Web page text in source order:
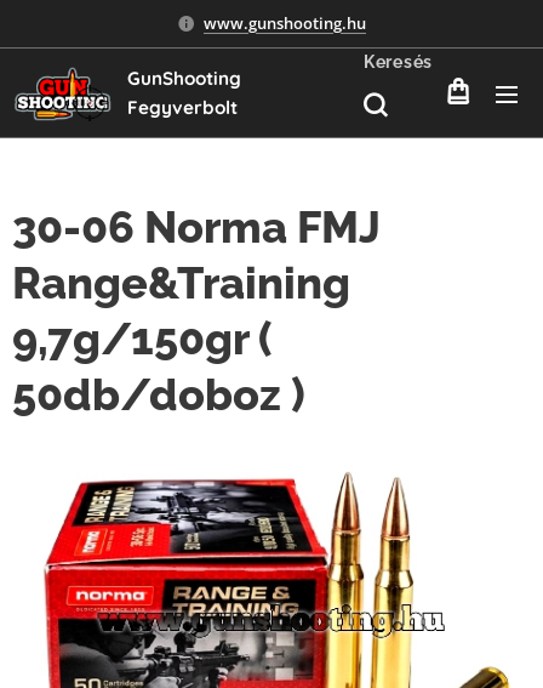
www.gunshooting.hu
GunShooting
Fegyverbolt
Keresés
30-06 Norma FMJ
Range&Training
9,7g/150gr (
50db/doboz )